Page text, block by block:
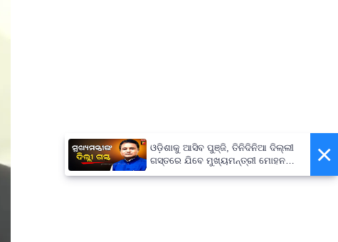
×
ଓଡ଼ିଶାକୁ ଆସିବ ପୁଞ୍ଜି, ତିନିଦିନିଆ ଦିଲ୍ଲୀ
ଗସ୍ତରେ ଯିବେ ମୁଖ୍ୟମନ୍ତ୍ରୀ ମୋହନ
ମାଝୀ